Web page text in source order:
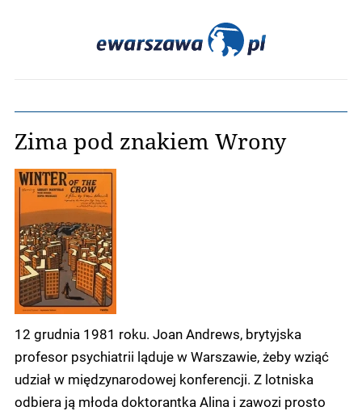
Zima pod znakiem Wrony
12 grudnia 1981 roku. Joan Andrews, brytyjska
profesor psychiatrii ląduje w Warszawie, żeby wziąć
udział w międzynarodowej konferencji. Z lotniska
odbiera ją młoda doktorantka Alina i zawozi prosto